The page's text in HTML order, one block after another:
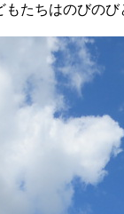
たちはのびの